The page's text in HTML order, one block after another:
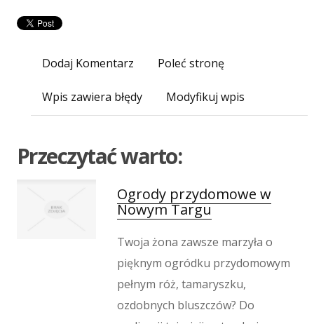
Imprezy Integracyjne
Zajęcia Sportowe i Rekreacyjne
Informatyczne
Restauracje, Catering
Fotografia
Adwokaci, Porady Prawne
Ślub i Wesele
Weterynaryjne, Hodowla Zwierząt
Sprzątanie, Porządkowanie
Serwis
Inne Usługi
Dodaj Komentarz Poleć stronę
Wpis zawiera błędy Modyfikuj wpis
Przeczytać warto:
Ogrody przydomowe w
Nowym Targu
Twoja żona zawsze marzyła o
pięknym ogródku przydomowym
pełnym róż, tamaryszku,
ozdobnych bluszczów? Do